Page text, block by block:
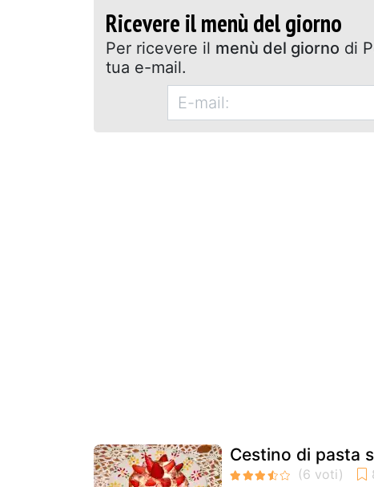
Ricevere il menù del giorno
Per ricevere il menù del giorno di
tua e-mail.
Cestino di pasta